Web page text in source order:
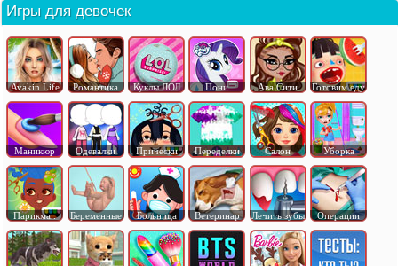
Игры для девочек
Avakin Life Романтика Куклы ЛОЛ Пони Ава Сити Готовим еду
Маникюр Одевалки Прически Переделки Салон Уборка
Парикма.. Беременные Больница Ветеринар Лечить зубы Операции